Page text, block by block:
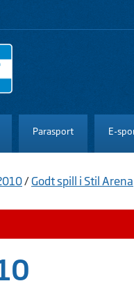
Parasport E-
/Godt spill i Stil Arena